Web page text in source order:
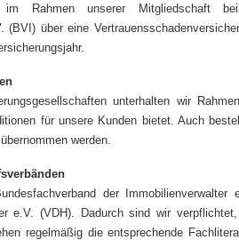
Rahmen unserer Mitgliedschaft
(BVI) über eine
unterhalten wir
für unsere Kunden bietet. Auch
werden.
der Immobilienverwalter
e.V. (VDH). Dadurch sind wir
regelmäßig die entsprechende